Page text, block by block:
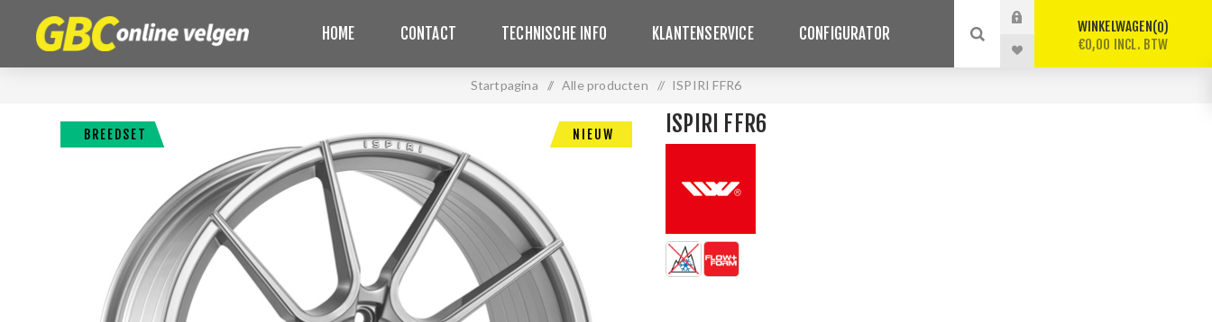
HOME CONTACT TECHNISCHE INFO KLANTENSERVICE CONFIGURATOR WINKELWAGEN 0
€0,00 INCL. BTW
Startpagina / Alle producten / ISPIRI FFR6
BREEDSET NIEUW ISPIRI FFR6